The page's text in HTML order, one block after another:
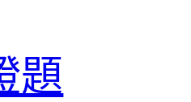
題